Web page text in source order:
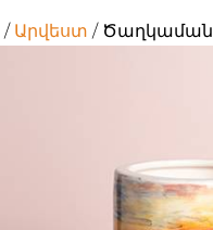
/ Արվեստ / Ծաղկաման